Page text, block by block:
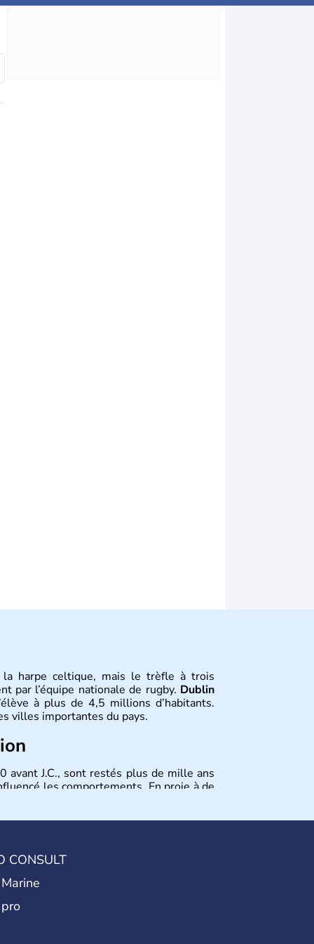
harpe celtique, mais le trèfle à trois
par l’équipe nationale de rugby. Dublin
à plus de 4,5 millions d’habitants.
villes importantes du pays.
avant J.C., sont restés plus de mille ans
les comportements. En proie à de
CONSULT